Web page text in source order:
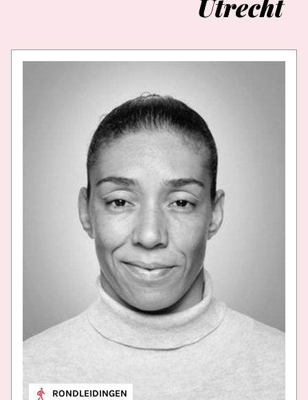
Utrecht
RONDLEIDINGEN